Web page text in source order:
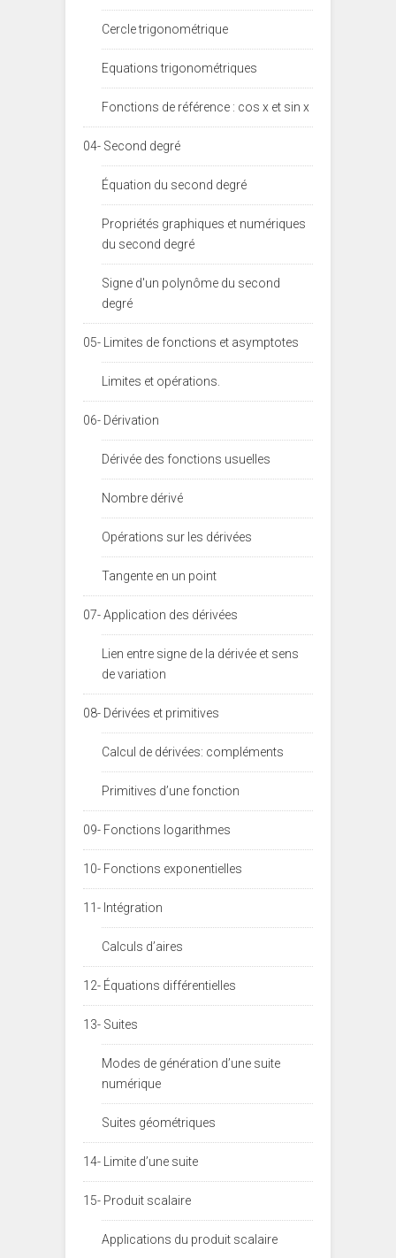
Cercle trigonométrique
Equations trigonométriques
Fonctions de référence : cos x et sin x
04- Second degré
Équation du second degré
Propriétés graphiques et numériques
du second degré
Signe d'un polynôme du second
degré
05- Limites de fonctions et asymptotes
Limites et opérations.
06- Dérivation
Dérivée des fonctions usuelles
Nombre dérivé
Opérations sur les dérivées
Tangente en un point
07- Application des dérivées
Lien entre signe de la dérivée et sens
de variation
08- Dérivées et primitives
Calcul de dérivées: compléments
Primitives d’une fonction
09- Fonctions logarithmes
10- Fonctions exponentielles
11- Intégration
Calculs d’aires
12- Équations différentielles
13- Suites
Modes de génération d’une suite
numérique
Suites géométriques
14- Limite d’une suite
15- Produit scalaire
Applications du produit scalaire